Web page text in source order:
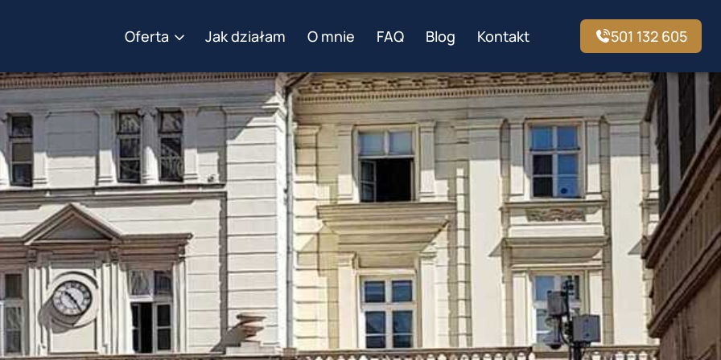
Oferta Jak działam O mnie FAQ Blog Kontakt 501 132 605